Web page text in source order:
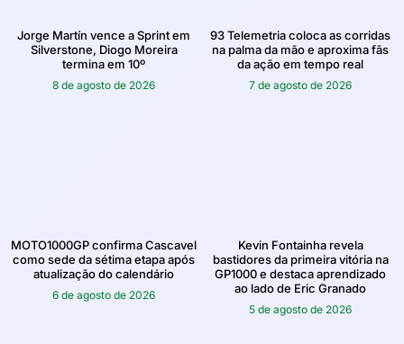
Jorge Martín vence a Sprint em
Silverstone, Diogo Moreira
termina em 10º
8 de agosto de 2026
93 Telemetria coloca as corridas
na palma da mão e aproxima fãs
da ação em tempo real
7 de agosto de 2026
MOTO1000GP confirma Cascavel
como sede da sétima etapa após
atualização do calendário
6 de agosto de 2026
Kevin Fontainha revela
bastidores da primeira vitória na
GP1000 e destaca aprendizado
ao lado de Eric Granado
5 de agosto de 2026